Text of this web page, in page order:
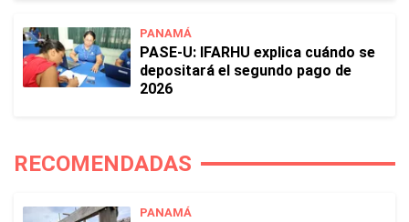
PANAMÁ
PASE-U: IFARHU explica cuándo se
depositará el segundo pago de
2026
RECOMENDADAS
PANAMÁ